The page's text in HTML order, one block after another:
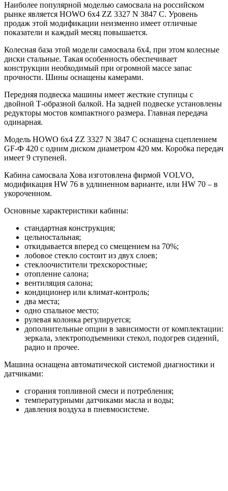
Наиболее популярной моделью самосвала на российском
рынке является HOWO 6х4 ZZ 3327 N 3847 C. Уровень
продаж этой модификации неизменно имеет отличные
показатели и каждый месяц повышается.
Колесная база этой модели самосвала 6х4, при этом колесные
диски стальные. Такая особенность обеспечивает
конструкции необходимый при огромной массе запас
прочности. Шины оснащены камерами.
Передняя подвеска машины имеет жесткие ступицы с
двойной Т-образной балкой. На задней подвеске установлены
редукторы мостов компактного размера. Главная передача
одинарная.
Модель HOWO 6х4 ZZ 3327 N 3847 C оснащена сцеплением
GF-Ф 420 с одним диском диаметром 420 мм. Коробка передач
имеет 9 ступеней.
Кабина самосвала Хова изготовлена фирмой VOLVO,
модификация HW 76 в удлиненном варианте, или HW 70 – в
укороченном.
Основные характеристики кабины:
стандартная конструкция;
цельностальная;
откидывается вперед со смещением на 70%;
лобовое стекло состоит из двух слоев;
стеклоочистители трехскоростные;
отопление салона;
вентиляция салона;
кондиционер или климат-контроль;
два места;
одно спальное место;
рулевая колонка регулируется;
дополнительные опции в зависимости от комплектации:
зеркала, электроподъемники стекол, подогрев сидений,
радио и прочее.
Машина оснащена автоматической системой диагностики и
датчиками:
сгорания топливной смеси и потребления;
температурными датчиками масла и воды;
давления воздуха в пневмосистеме.